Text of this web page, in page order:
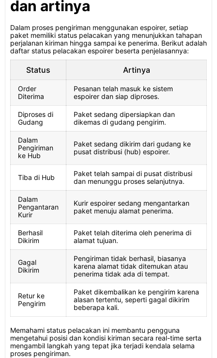
dan artinya
Dalam proses pengiriman menggunakan espoirer, setiap
paket memiliki status pelacakan yang menunjukkan tahapan
perjalanan kiriman hingga sampai ke penerima. Berikut adalah
daftar status pelacakan espoirer beserta penjelasannya:
Status Artinya
Order
Diterima
Pesanan telah masuk ke sistem
espoirer dan siap diproses.
Diproses di
Gudang
Paket sedang dipersiapkan dan
dikemas di gudang pengirim.
Dalam
Pengiriman
ke Hub
Paket sedang dikirim dari gudang ke
pusat distribusi (hub) espoirer.
Tiba di Hub
Paket telah sampai di pusat distribusi
dan menunggu proses selanjutnya.
Dalam
Pengantaran
Kurir
Kurir espoirer sedang mengantarkan
paket menuju alamat penerima.
Berhasil
Dikirim
Paket telah diterima oleh penerima di
alamat tujuan.
Gagal
Dikirim
Pengiriman tidak berhasil, biasanya
karena alamat tidak ditemukan atau
penerima tidak ada di tempat.
Retur ke
Pengirim
Paket dikembalikan ke pengirim karena
alasan tertentu, seperti gagal dikirim
beberapa kali.
Memahami status pelacakan ini membantu pengguna
mengetahui posisi dan kondisi kiriman secara real-time serta
mengambil langkah yang tepat jika terjadi kendala selama
proses pengiriman.